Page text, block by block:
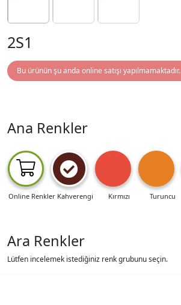
2S1
Bu ürünün şu anda online satışı yapılmamaktadır.
Ana Renkler
Online Renkler Kahverengi Kırmızı Turuncu
Ara Renkler
Lütfen incelemek istediğiniz renk grubunu seçin.